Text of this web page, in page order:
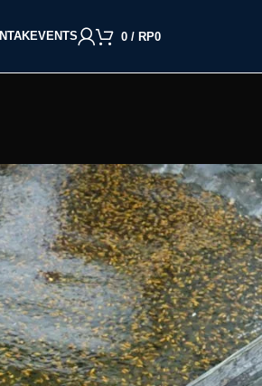
EVENTS 0 / RP0
JENIS IKAN